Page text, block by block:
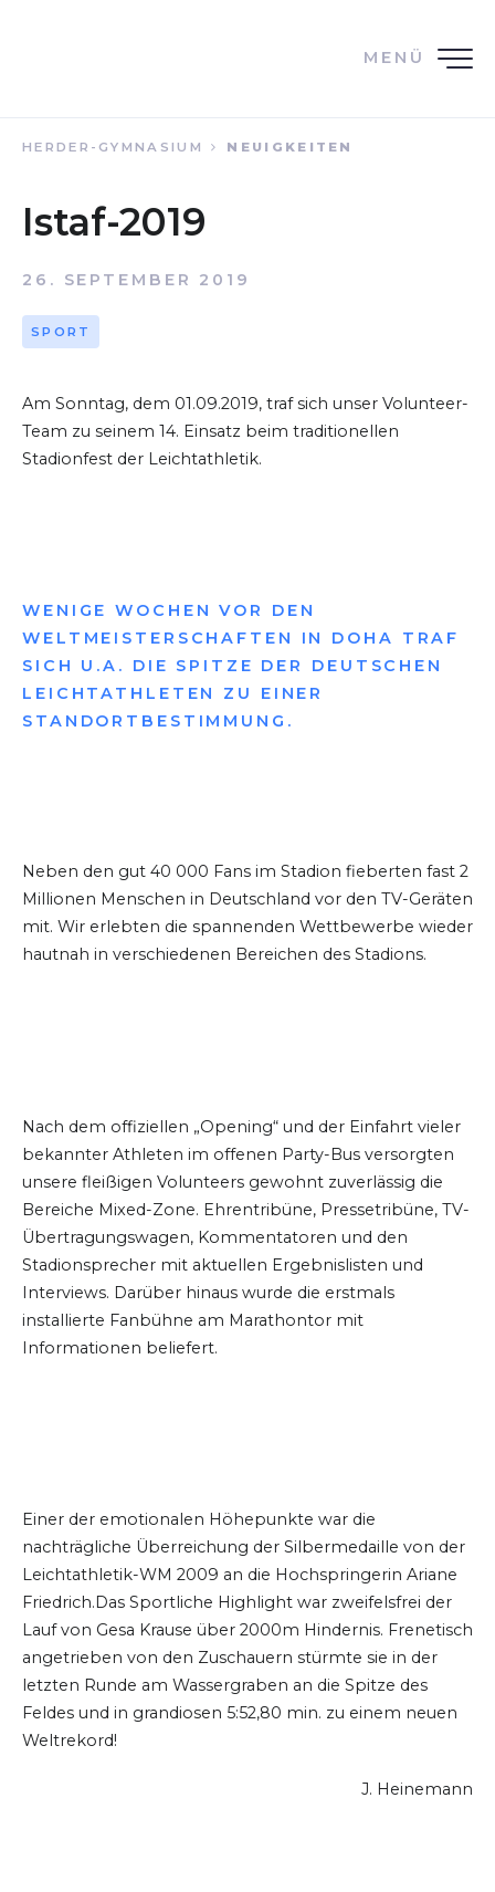
MENÜ
HERDER-GYMNASIUM NEUIGKEITEN
Istaf-2019
26. SEPTEMBER 2019
SPORT
Am Sonntag, dem 01.09.2019, traf sich unser Volunteer-
Team zu seinem 14. Einsatz beim traditionellen
Stadionfest der Leichtathletik.
WENIGE WOCHEN VOR DEN
WELTMEISTERSCHAFTEN IN DOHA TRAF
SICH U.A. DIE SPITZE DER DEUTSCHEN
LEICHTATHLETEN ZU EINER
STANDORTBESTIMMUNG.
Neben den gut 40 000 Fans im Stadion fieberten fast 2
Millionen Menschen in Deutschland vor den TV-Geräten
mit. Wir erlebten die spannenden Wettbewerbe wieder
hautnah in verschiedenen Bereichen des Stadions.
Nach dem offiziellen „Opening“ und der Einfahrt vieler
bekannter Athleten im offenen Party-Bus versorgten
unsere fleißigen Volunteers gewohnt zuverlässig die
Bereiche Mixed-Zone. Ehrentribüne, Pressetribüne, TV-
Übertragungswagen, Kommentatoren und den
Stadionsprecher mit aktuellen Ergebnislisten und
Interviews. Darüber hinaus wurde die erstmals
installierte Fanbühne am Marathontor mit
Informationen beliefert.
Einer der emotionalen Höhepunkte war die
nachträgliche Überreichung der Silbermedaille von der
Leichtathletik-WM 2009 an die Hochspringerin Ariane
Friedrich.Das Sportliche Highlight war zweifelsfrei der
Lauf von Gesa Krause über 2000m Hindernis. Frenetisch
angetrieben von den Zuschauern stürmte sie in der
letzten Runde am Wassergraben an die Spitze des
Feldes und in grandiosen 5:52,80 min. zu einem neuen
Weltrekord!
J. Heinemann